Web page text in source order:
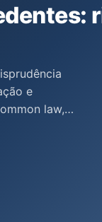
e
law,
a